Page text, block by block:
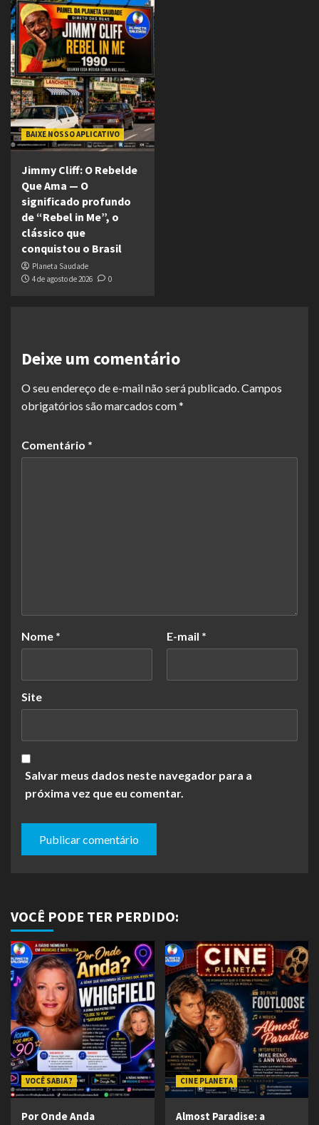
BAIXE NOSSO APLICATIVO
Jimmy Cliff: O Rebelde
Que Ama — O
significado profundo
de “Rebel in Me”, o
clássico que
conquistou o Brasil
Planeta Saudade
4 de agosto de 2026
0
Deixe um comentário
O seu endereço de e-mail não será publicado.Campos
obrigatórios são marcados com*
Comentário *
Nome * E-mail *
Site
Salvar meus dados neste navegador para a
próxima vez que eu comentar.
VOCÊ PODE TER PERDIDO:
VOCÊ SABIA ?
Por Onde Anda
CINE PLANETA
Almost Paradise: a